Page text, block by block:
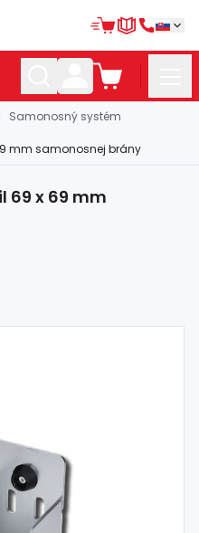
Samonosný systém
mm samonosnej brány
69 x 69 mm